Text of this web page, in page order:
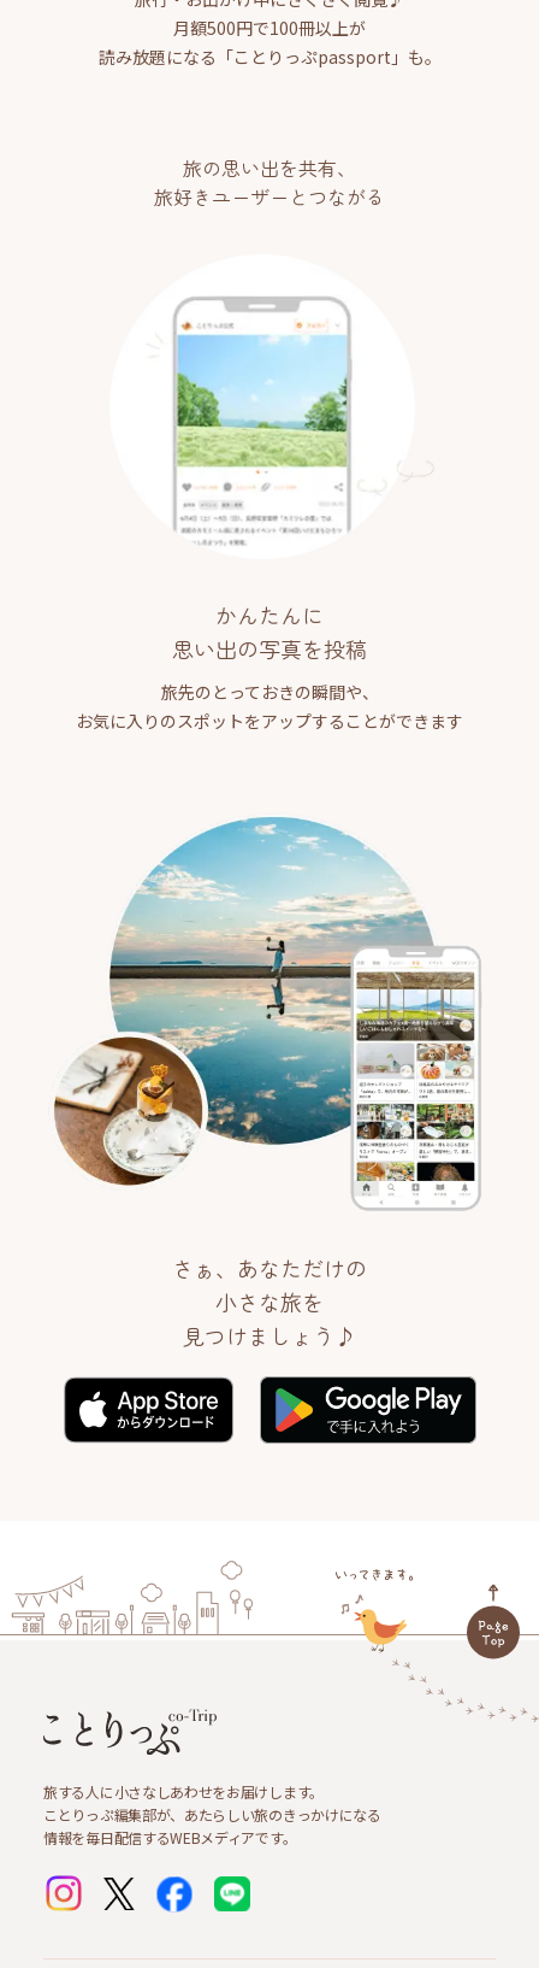
月額500円で100冊以上が
読み放題になる「ことりっぷpassport」も。
旅の思い出を共有、
旅好きユーザーとつながる
かんたんに
思い出の写真を投稿
旅先のとっておきの瞬間や、
お気に入りのスポットをアップすることができます
さぁ、あなただけの
小さな旅を
見つけましょう♪
旅する人に小さなしあわせをお届けします。
ことりっぷ編集部が、あたらしい旅のきっかけになる
情報を毎日配信するWEBメディアです。